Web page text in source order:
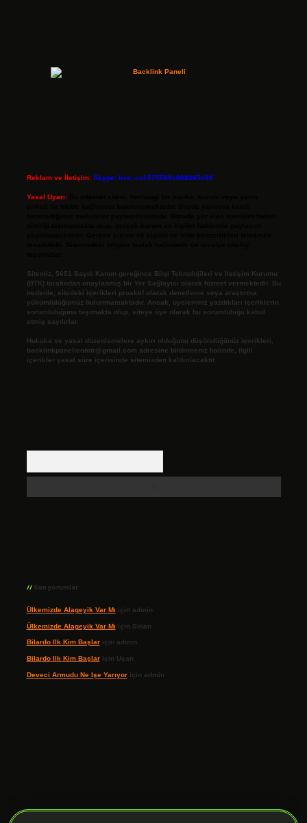
Reklam ve İletişim: Skype: live:.cid.575569c608265c69
Yasal Uyarı:
Sitemiz, 5651 Sayılı Kanun gereğince Bilgi Teknolojileri ve İletişim Kurumu
(BTK) tarafından onaylanmış bir Yer Sağlayıcı olarak hizmet vermektedir. Bu
nedenle, sitedeki içerikleri proaktif olarak denetleme veya araştırma
yükümlülüğümüz bulunmamaktadır. Ancak, üyelerimiz yazdıkları içeriklerin
sorumluluğunu taşımakta olup, siteye üye olarak bu sorumluluğu kabul
etmiş sayılırlar.
Hukuka ve yasal düzenlemelere aykırı olduğunu düşündüğünüz içerikleri,
backlinkpanelicomtr@gmail.com adresine bildirmeniz halinde, ilgili
içerikler yasal süre içerisinde sitemizden kaldırılacaktır.
Son yorumlar
Ülkemizde Alageyik Var Mı için admin
Ülkemizde Alageyik Var Mı için Sinan
Bilardo Ilk Kim Başlariçin admin
Bilardo Ilk Kim Başlariçin Uçan
Deveci Armudu Ne Işe Yarıyoriçin admin